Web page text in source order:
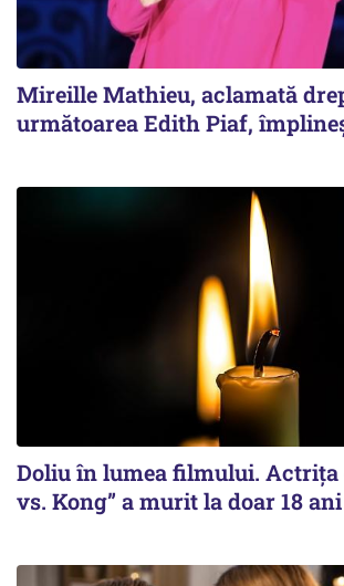
Mireille Mathieu, aclamată
următoarea Edith Piaf,
Doliu în lumea filmului. Actrița
vs. Kong” a murit la doar 18 ani